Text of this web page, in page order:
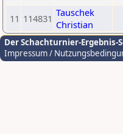
11 114831 Tauschek
Christian
Der Schachturnier-Ergebnis-
Impressum /